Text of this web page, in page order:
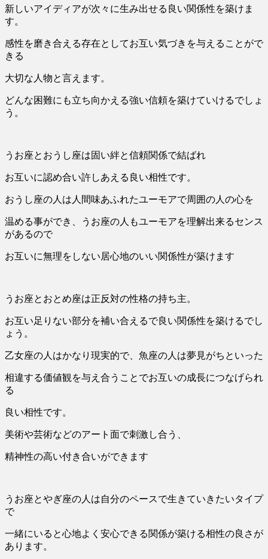
新しいアイディアが次々に生み出せる良い関係性を築けま
す。
感性を磨き合える存在としてお互い気づきを与えることがで
きる
大切な人物と言えます。
どんな困難にも立ち向かえる強い信頼を築けていけるでしょ
う。
うお座とおうし座は固い絆と信頼関係で結ばれ
お互いに認め合い許しあえる良い相性です。
おうし座の人は人間味あふれたユーモアで周囲の人の心を
温める事ができ、うお座の人もユーモアを理解出来るセンス
があるので
お互いに無理をしない居心地のいい関係性が築けます
うお座とおとめ座は正反対の性格の持ち主。
お互い足りない部分を補い合えるで良い関係性を築けるでし
ょう。
乙女座の人はかなり現実的で、魚座の人は夢見がちといった
相違する価値観を与え合うことでお互いの成長につなげられ
る
良い相性です。
美術や芸術などのアート面で刺激し合う、
精神性の高い付き合いができます
うお座とやぎ座の人は自分のペースで生きていきたいタイプ
で
一緒にいると心地よく安心できる関係が築ける相性の良さが
あります。